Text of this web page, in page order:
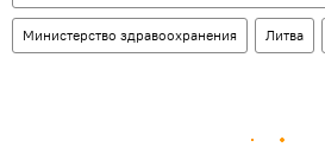
Министерство здравоохранения Литва